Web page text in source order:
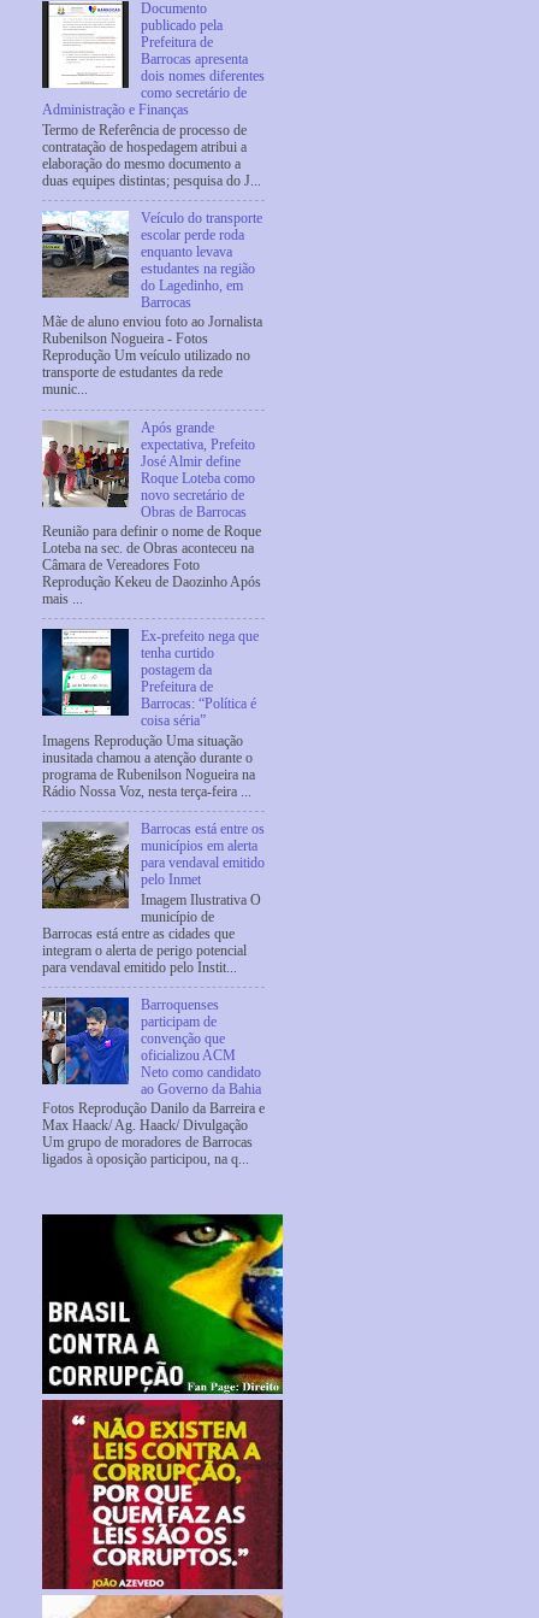
Documento
publicado pela
Prefeitura de
Barrocas apresenta
dois nomes diferentes
como secretário de
Administração e Finanças
Termo de Referência de processo de
contratação de hospedagem atribui a
elaboração do mesmo documento a
duas equipes distintas; pesquisa do J...
Veículo do transporte
escolar perde roda
enquanto levava
estudantes na região
do Lagedinho, em
Barrocas
Mãe de aluno enviou foto ao Jornalista
Rubenilson Nogueira - Fotos
Reprodução Um veículo utilizado no
transporte de estudantes da rede
munic...
Após grande
expectativa, Prefeito
José Almir define
Roque Loteba como
novo secretário de
Obras de Barrocas
Reunião para definir o nome de Roque
Loteba na sec. de Obras aconteceu na
Câmara de Vereadores Foto
Reprodução Kekeu de Daozinho Após
mais ...
Ex-prefeito nega que
tenha curtido
postagem da
Prefeitura de
Barrocas: “Política é
coisa séria”
Imagens Reprodução Uma situação
inusitada chamou a atenção durante o
programa de Rubenilson Nogueira na
Rádio Nossa Voz, nesta terça-feira ...
Barrocas está entre os
municípios em alerta
para vendaval emitido
pelo Inmet
Imagem Ilustrativa O
município de
Barrocas está entre as cidades que
integram o alerta de perigo potencial
para vendaval emitido pelo Instit...
Barroquenses
participam de
convenção que
oficializou ACM
Neto como candidato
ao Governo da Bahia
Fotos Reprodução Danilo da Barreira e
Max Haack/ Ag. Haack/ Divulgação
Um grupo de moradores de Barrocas
ligados à oposição participou, na q...